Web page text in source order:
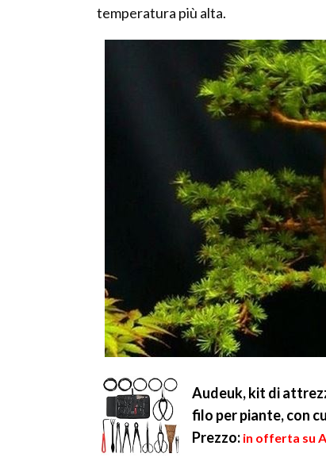
temperatura più alta.
Audeuk, kit di
filo per piante, con
Prezzo: in offerta su